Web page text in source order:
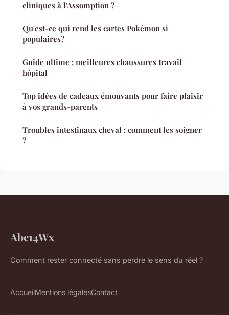
cliniques à l'Assomption ?
Qu'est-ce qui rend les cartes Pokémon si
populaires?
Guide ultime : meilleures chaussures travail
hôpital
Top idées de cadeaux émouvants pour faire plaisir
à vos grands-parents
Troubles intestinaux cheval : comment les soigner
?
Abc14Wx
Comment rester connecté sans perdre le sens du réel ?
AccueilMentions légalesContact